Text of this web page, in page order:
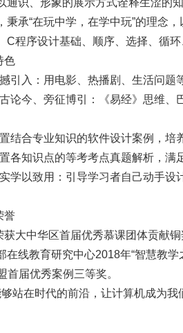
通识、形象的展示方式诠释生涩的
秉承“在玩中学，在学中玩”的理念
C程序设计基础、顺序、选择、循
入：用电影、热播剧、生活问题
今、旁征博引：《易经》思维、
合专业知识的软件设计案例，培
知识点的等考考点真题解析，满
以致用：引导学习者自己动手设
大中华区首届优秀慕课团体贡献铜
在线教育研究中心2018年“智慧教
首届优秀案例三等奖。
在时代的前沿，让计算机成为我